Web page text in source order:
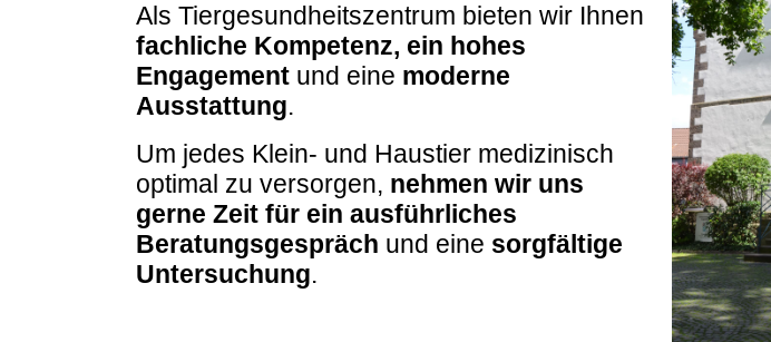
Als Tiergesundheitszentrum bieten wir Ihnen
fachliche Kompetenz, ein hohes
Engagement und eine moderne
Ausstattung.
Um jedes Klein- und Haustier medizinisch
optimal zu versorgen, nehmen wir uns
gerne Zeit für ein ausführliches
Beratungsgespräch und eine sorgfältige
Untersuchung.